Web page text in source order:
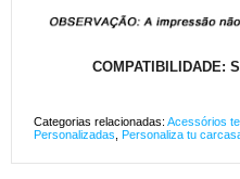
COMPATIBILIDADE:
Categorias relacionadas: Acessórios
Personalizadas Personaliza tu